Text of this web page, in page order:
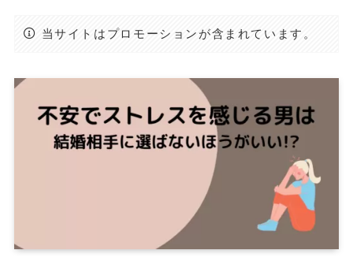
当サイトはプロモーションが含まれています。